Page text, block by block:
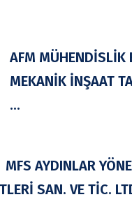
AFM MÜHENDİSLİK
MEKANİK İNŞAAT
...
MFS AYDINLAR
SAN. VE TİC.